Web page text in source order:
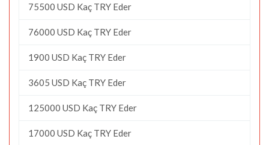
75500 USD Kaç TRY Eder
76000 USD Kaç TRY Eder
1900 USD Kaç TRY Eder
3605 USD Kaç TRY Eder
125000 USD Kaç TRY Eder
17000 USD Kaç TRY Eder